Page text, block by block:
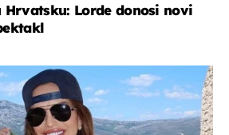
Hrvatsku: Lorde donosi novi